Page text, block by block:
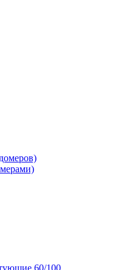
60/100